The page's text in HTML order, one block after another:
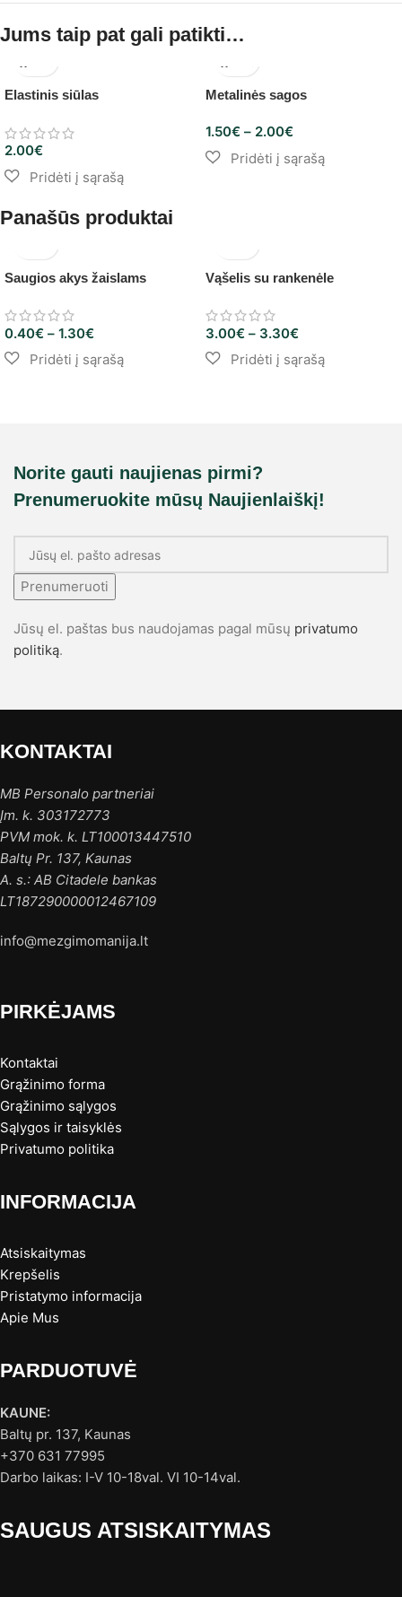
Jums taip pat gali patikti…
Elastinis siūlas
2.00€
Metalinės sagos
1.50€ – 2.00€
Panašūs produktai
Saugios akys žaislams
0.40€ – 1.30€
Vąšelis su rankenėle
3.00€ – 3.30€
Norite gauti naujienas pirmi?
Prenumeruokite mūsų Naujienlaiškį!
Prenumeruoti
Jūsų el. paštas bus naudojamas pagal mūsų privatumo
politiką.
KONTAKTAI
MB Personalo partneriai
Įm. k. 303172773
PVM mok. k. LT100013447510
Baltų Pr. 137, Kaunas
A. s.: AB Citadele bankas
LT187290000012467109
info@mezgimomanija.lt
PIRKĖJAMS
Kontaktai
Grąžinimo forma
Grąžinimo sąlygos
Sąlygos ir taisyklės
Privatumo politika
INFORMACIJA
Atsiskaitymas
Krepšelis
Pristatymo informacija
Apie Mus
PARDUOTUVĖ
KAUNE:
Baltų pr. 137, Kaunas
+370 631 77995
Darbo laikas: I-V 10-18val. VI 10-14val.
SAUGUS ATSISKAITYMAS